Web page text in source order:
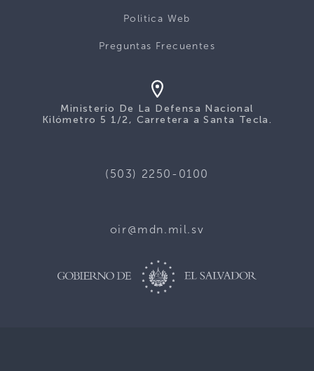
Politica Web
Preguntas Frecuentes
Ministerio De La Defensa Nacional
Kilómetro 5 1/2, Carretera a Santa Tecla.
(503) 2250-0100
oir@mdn.mil.sv